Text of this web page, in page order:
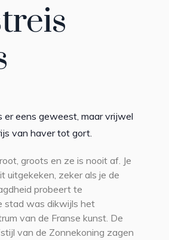
er eens geweest, maar vrijwel
van haver tot gort.
groots en ze is nooit af. Je
uitgekeken, zeker als je de
probeert te
stad was dikwijls het
van de Franse kunst. De
van de Zonnekoning zagen